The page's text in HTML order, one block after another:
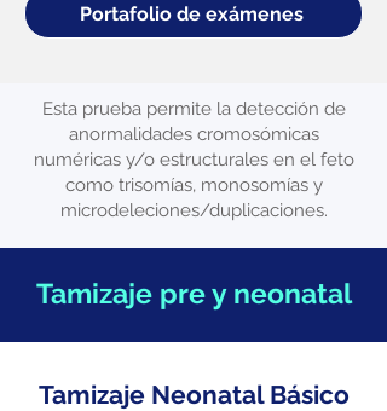
Portafolio de exámenes
Esta prueba permite la detección de
anormalidades cromosómicas
numéricas y/o estructurales en el feto
como trisomías, monosomías y
microdeleciones/duplicaciones.
Tamizaje pre y neonatal
Tamizaje Neonatal Básico